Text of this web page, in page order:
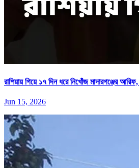
রাশিয়ায় গিয়ে ১৭ দিন ধরে নিখোঁজ মাদারগঞ্জের
Jun 15, 2026